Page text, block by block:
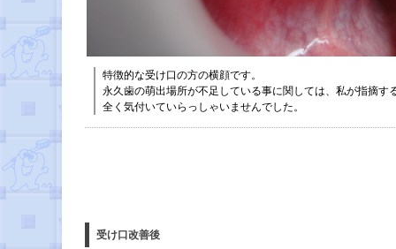
特徴的な受け口の方の横顔です。
永久歯の萌出場所が不足している事に関しては、私が指摘す
全く気付いていらっしゃいませんでした。
受け口改善後